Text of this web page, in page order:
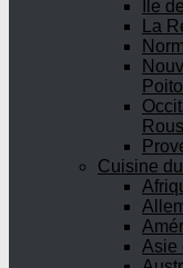
Ile
La
Cuisine
Asie